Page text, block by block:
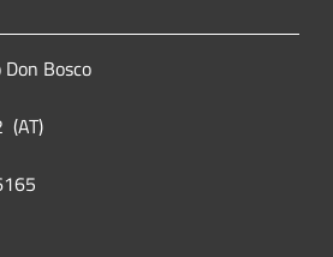
Bosco
(AT)